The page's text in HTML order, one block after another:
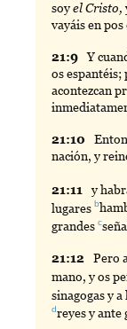
soyel Cristo,
vayáis en pos
21:9 Y
os espantéis;
acontezcan
21:10
nación, y
21:11 y
lugaresb
grandesc
21:12 Pero
mano, y os
sinagogas y
dreyesy ante